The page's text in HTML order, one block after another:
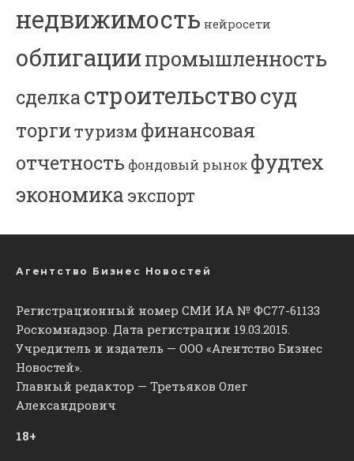
недвижимость нейросети
облигациипромышленность
сделкастроительствосуд
торгитуризм финансовая
отчетность фондовый рынок фудтех
экономика экспорт
Агентство Бизнес Новостей
Регистрационный номер СМИ ИА № ФС77-61133
Роскомнадзор. Дата регистрации 19.03.2015.
Учредитель и издатель — ООО «Агентство Бизнес
Новостей».
Главный редактор — Третьяков Олег
Александрович
18+